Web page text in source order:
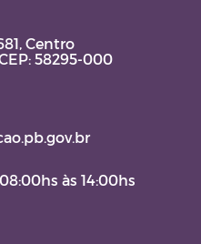
Centro
58295-000
às 14:00hs